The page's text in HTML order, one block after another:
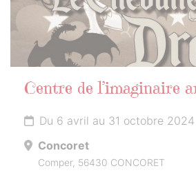
Centre de l’imaginaire
Du 6 avril au 31 octobre 2024
Concoret
Comper, 56430 CONCORET